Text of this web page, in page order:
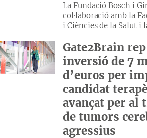
La Fundació Bosch i
col·laboració amb la
i Ciències de la Salut i
Gate2Brain
inversió de 7
d’euros per
candidat
avançat per al
de tumors
agressius